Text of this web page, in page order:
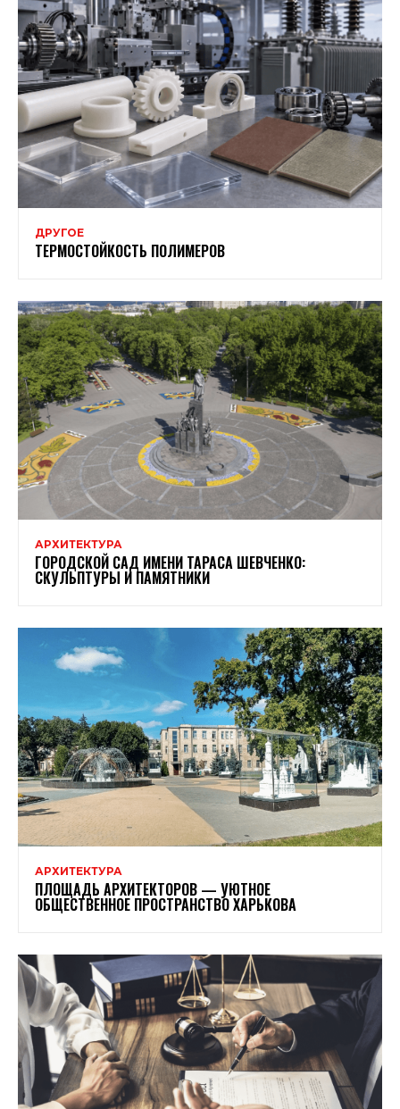
ДРУГОЕ
ТЕРМОСТОЙКОСТЬ ПОЛИМЕРОВ
АРХИТЕКТУРА
ГОРОДСКОЙ САД ИМЕНИ ТАРАСА ШЕВЧЕНКО:
СКУЛЬПТУРЫ И ПАМЯТНИКИ
АРХИТЕКТУРА
ПЛОЩАДЬ АРХИТЕКТОРОВ — УЮТНОЕ
ОБЩЕСТВЕННОЕ ПРОСТРАНСТВО ХАРЬКОВА